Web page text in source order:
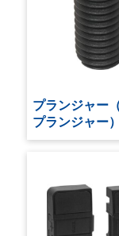
プランジャー
プランジャー）